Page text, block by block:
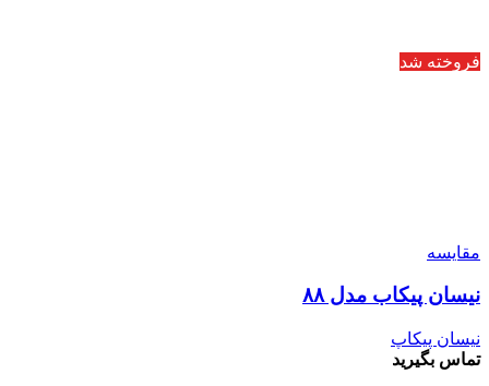
فروخته شد
مقایسه
نیسان پیکاب مدل ۸۸
نیسان پیکاپ
تماس بگیرید